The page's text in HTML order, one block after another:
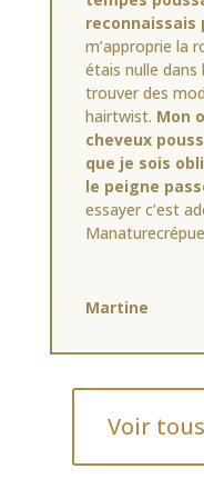
reconnaissais
m’approprie la
étais nulle
trouver des
hairtwist. Mon
cheveux
que je sois
le peigne
essayer c’est
Martine
Voir